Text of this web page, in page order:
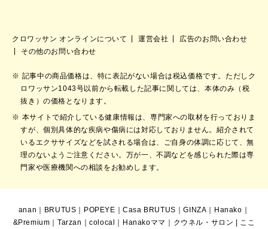
クロワッサン オンラインについて 運営会社
広告のお問い合わせ
その他のお問い合わせ
記事中の商品価格は、特に表記がない場合は税込価格です。ただしク
ロワッサン1043号以前から転載した記事に関しては、本体のみ（税
抜き）の価格となります。
本サイトで紹介している健康情報は、専門家への取材を行っておりま
すが、個別具体的な疾病や傷病には対応しておりません。紹介されて
いるエクササイズなどを試される場合は、ご自身の体調に応じて、無
理のないようご注意ください。万が一、不調などを感じられた際は専
門家や医療機関への相談をお勧めします。
anan BRUTUS POPEYE ｜Casa BRUTUS ｜GINZA Hanako
&Premium ｜Tarzan ｜colocal Hanakoママ クウネル・サロン ここ